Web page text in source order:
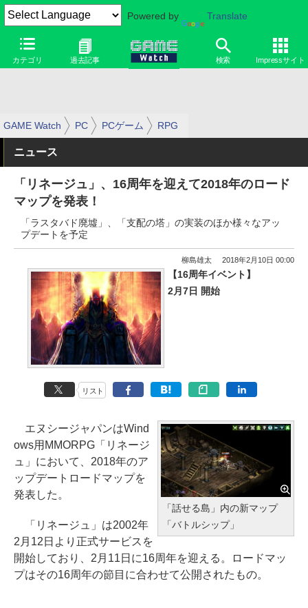
Powered by Translate
カテゴリ 過去記事 検索 Impressサイト
GAME Watch PC PCゲーム RPG
ニュース
「リネージュ」、16周年を迎えて2018年のロード
マップを発表！
「ラスタバド廃墟」、「支配の塔」の実装のほか様々なアッ
プデートを予定
柳島雄太 2018年2月10日 00:00
【16周年イベント】
2月7日 開始
リスト
「話せる島」内の新マップ
「バトルシップ」
エヌシージャパンはWind
ows用MMORPG「リネージ
ュ」において、2018年のア
ップデートロードマップを
発表した。
「リネージュ」は2002年
2月12日より正式サービスを
開始しており、2月11日に16周年を迎える。ロードマッ
プはその16周年の節目に合わせて公開されたもの。